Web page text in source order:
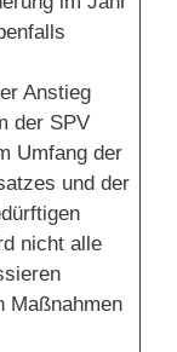
Anstieg
der SPV
Umfang der
und der
nicht alle
Maßnahmen